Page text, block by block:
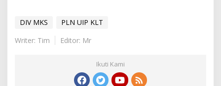
DIV MKS
PLN UIP KLT
Writer: Tim
Editor: Mr
Ikuti Kami